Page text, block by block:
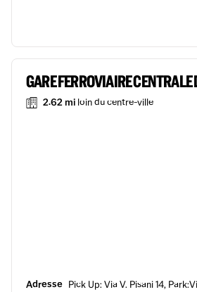
GARE FERROVIAIRE
2.62 mi loin du centre-ville
Adresse Pick Up: Via V. Pisani 14,